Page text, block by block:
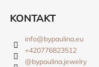
KONTAKT
info@bypaulina.eu
+420776823512
@bypaulina.jewelry